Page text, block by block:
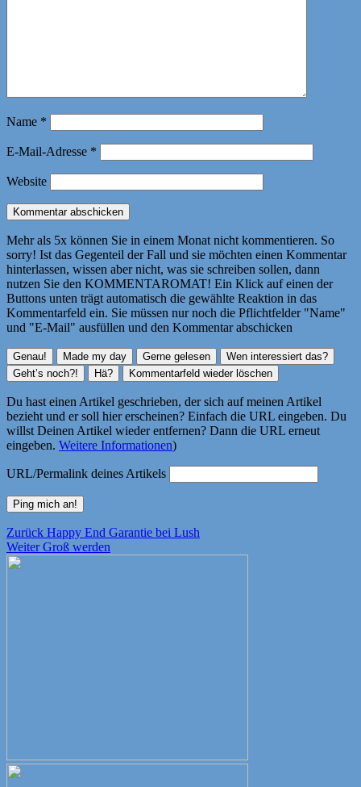
Name *
E-Mail-Adresse *
Website
Mehr als 5x können Sie in einem Monat nicht kommentieren. So
sorry! Ist das Gegenteil der Fall und sie möchten einen Kommentar
hinterlassen, wissen aber nicht, was sie schreiben sollen, dann
nutzen Sie den KOMMENTAROMAT! Ein Klick auf einen der
Buttons unten trägt automatisch die gewählte Reaktion in das
Kommentarfeld ein. Sie müssen nur noch die Pflichtfelder "Name"
und "E-Mail" ausfüllen und den Kommentar abschicken
Du hast einen Artikel geschrieben, der sich auf meinen Artikel
bezieht und er soll hier erscheinen? Einfach die URL eingeben. Du
willst Deinen Artikel wieder entfernen? Dann die URL erneut
eingeben. Weitere Informationen)
URL/Permalink deines Artikels
Beitragsnavigation
Zurück Vorheriger
Beitrag:
Happy End Garantie bei Lush
Weiter Nächster
Groß werden